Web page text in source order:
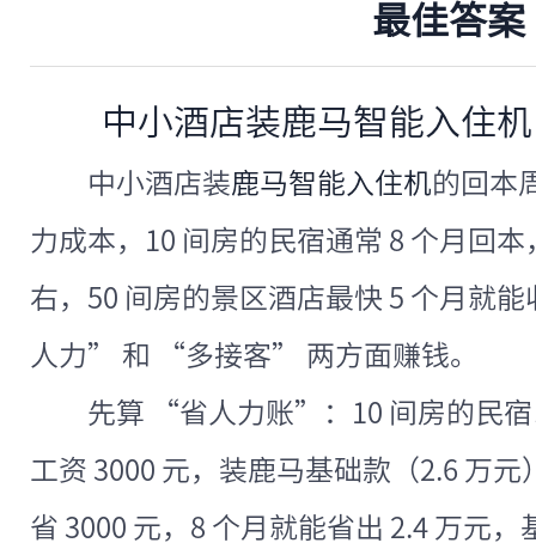
最佳答案
中小酒店装鹿马智能入住
中小酒店装鹿马智能入住机的回本
力成本，10 间房的民宿通常 8 个月回
右，50 间房的景区酒店最快 5 个月就
人力” 和 “多接客” 两方面赚钱。
先算 “省人力账”：10 间房的民
工资 3000 元，装鹿马基础款（2.6 万
省 3000 元，8 个月就能省出 2.4 万元